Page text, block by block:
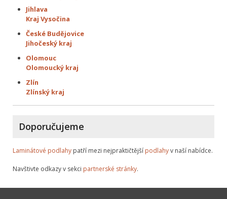
Jihlava
Kraj Vysočina
České Budějovice
Jihočeský kraj
Olomouc
Olomoucký kraj
Zlín
Zlínský kraj
Doporučujeme
Laminátové podlahy patří mezi nejpraktičtější podlahyv naší nabídce.
Navštivte odkazy v sekci partnerské stránky.